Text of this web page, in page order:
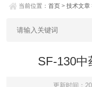
当前位置：首页 >技术文章
SF-130中
更新时间：